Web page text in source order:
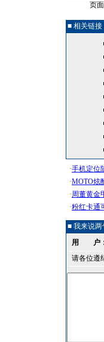
页
■ 相关链接
■ 我来说两
用 户
请各位遵